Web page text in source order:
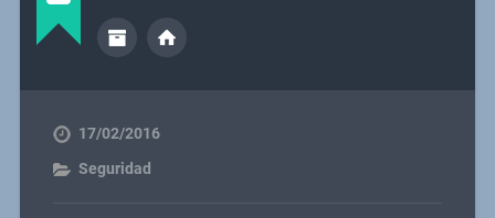
17/02/2016
Seguridad